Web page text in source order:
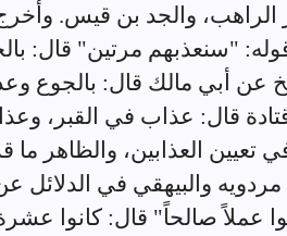
الراهب، والجد بن قيس.
"سنعذبهم مرتين" قال:
عن أبي مالك قال: بالجوع
قال: عذاب في القبر،
تعيين العذابين، والظاهر ما
مردويه والبيهقي في
عملاً صالحاً" قال: كانوا